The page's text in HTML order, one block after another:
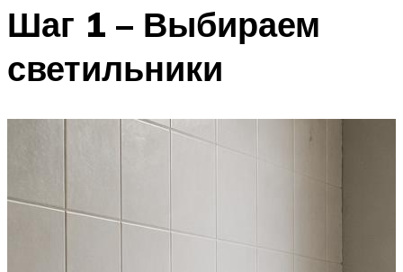
Шаг 1 – Выбираем
светильники